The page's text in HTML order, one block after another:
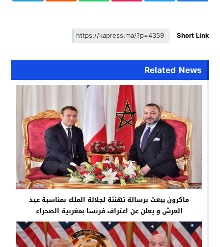
Short Link
Related News
ماكرون يبعث برسالة تهنئة لجلالة الملك بمناسبة عيد
العرش و يعلن عن اعتراف فرنسا بمغربية الصحراء